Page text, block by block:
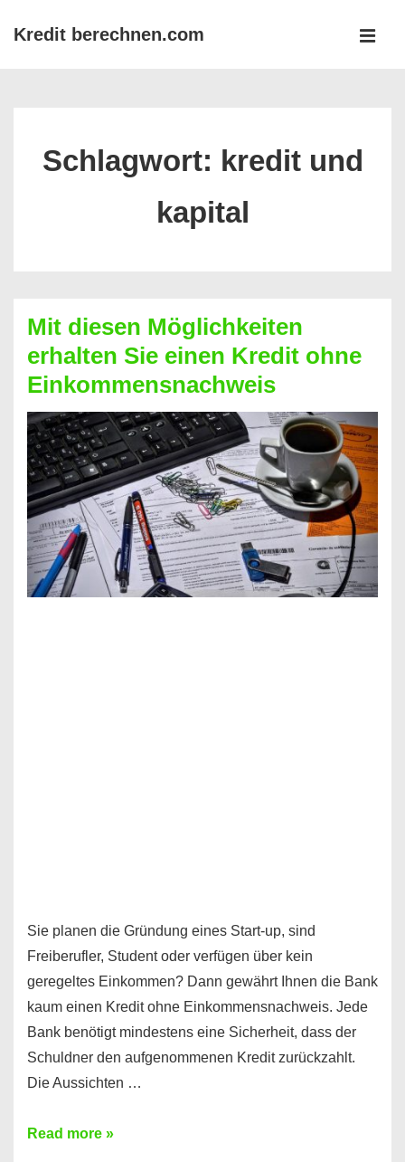
ZumKredit berechnen.com
Schlagwort: kredit und
kapital
Mit diesen Möglichkeiten
erhalten Sie einen Kredit ohne
Einkommensnachweis
Sie planen die Gründung eines Start-up, sind
Freiberufler, Student oder verfügen über kein
geregeltes Einkommen? Dann gewährt Ihnen die Bank
kaum einen Kredit ohne Einkommensnachweis. Jede
Bank benötigt mindestens eine Sicherheit, dass der
Schuldner den aufgenommenen Kredit zurückzahlt.
Die Aussichten …
Mit
Read more »